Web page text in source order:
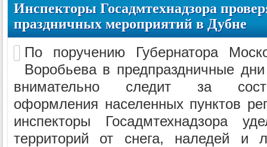
Инспекторы Госадмтехнадзора
праздничных мероприятий в Дубне
По поручению Губернатора
Воробьева в предпраздничные
внимательно следит за
оформления населенных пунктов
инспекторы Госадмтехнадзора
территорий от снега, наледей и